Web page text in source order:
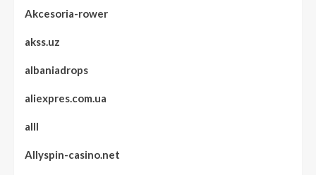
Akcesoria-rower
akss.uz
albaniadrops
aliexpres.com.ua
alll
Allyspin-casino.net